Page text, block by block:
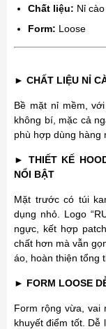
Chất liệu: Nỉ
Form: Loose
► CHẤT LIỆU NỈ
Bề mặt nỉ mềm,
không bí, mặc cả
phù hợp dùng hàng
► THIẾT KẾ
NỔI BẬT
Mặt trước có túi
dụng nhỏ. Logo
ngực, kết hợp
chất hơn mà vẫn
áo, hoàn thiện tổng
► FORM LOOSE
Form rộng vừa, vai
khuyết điểm tốt. Dễ